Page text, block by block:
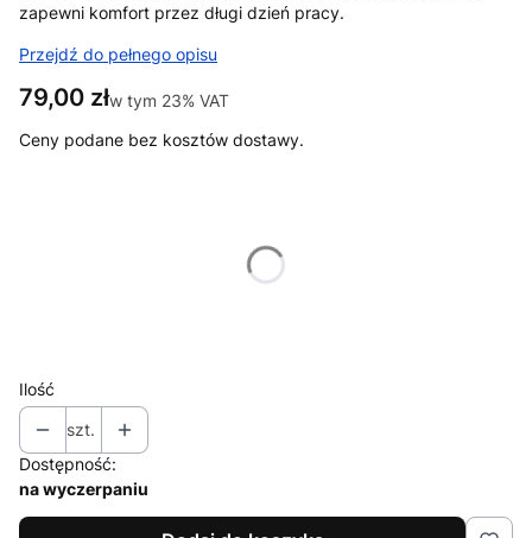
zapewni komfort przez długi dzień pracy.
Przejdź do pełnego opisu
Cena
79,00 złw tym 23% VAT
w tym 23% VAT
Ceny podane bez kosztów dostawy.
Ilość
szt.
Dostępność:
na wyczerpaniu